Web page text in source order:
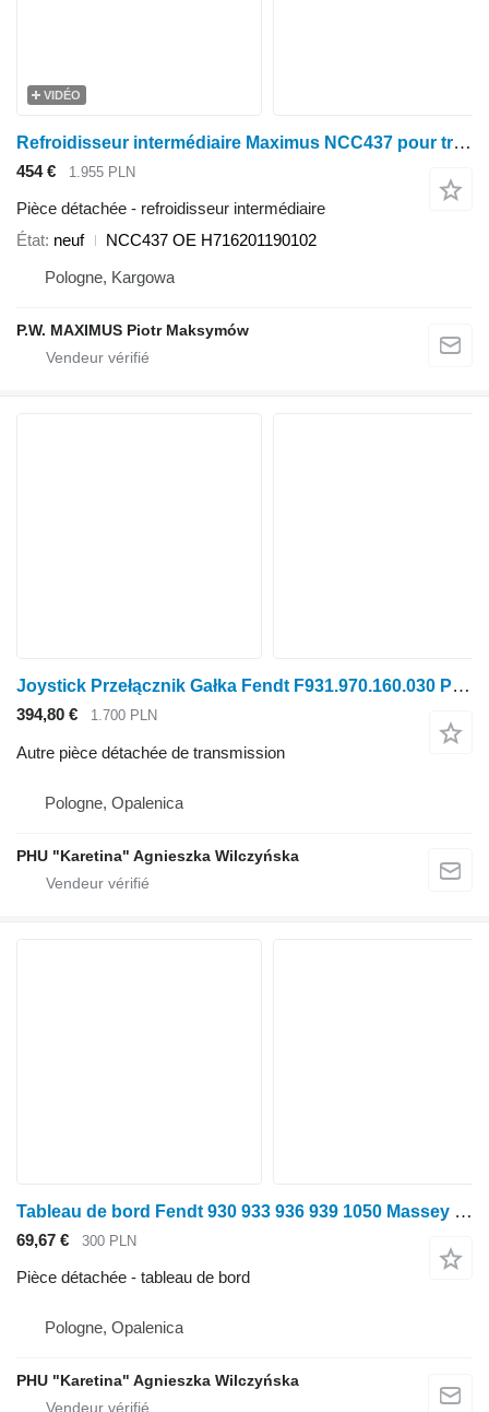
VIDÉO
Refroidisseur intermédiaire Maximus NCC437 pour tracteur à roues Fendt FARMER 409 VARIO, FARMER 410 VARIO, FARMER 411 VARIO, FARMER 412 VARIO, FAVORIT 711 VARIO, FAVORIT 712 VARIO 714 VARIO, 716 VARIO T2
454 € 1.955 PLN
Pièce détachée - refroidisseur intermédiaire
État neuf
NCC437 OE H716201190102
Pologne, Kargowa
P.W. MAXIMUS Piotr Maksymów
Joystick Przełącznik Gałka Fendt F931.970.160.030 Pièces de bouton de commutateur de joystick pour tracteur à roues Fendt F931.970.160.030
394,80 € 1.700 PLN
Autre pièce détachée de transmission
Pologne, Opalenica
PHU "Karetina" Agnieszka Wilczyńska
Tableau de bord Fendt 930 933 936 939 1050 Massey Ferguson 7345 7360 7347 7370 Poignée pour tracteur à roues Fendt 930 933 936 939 1050
69,67 € 300 PLN
Pièce détachée - tableau de bord
Pologne, Opalenica
PHU "Karetina" Agnieszka Wilczyńska